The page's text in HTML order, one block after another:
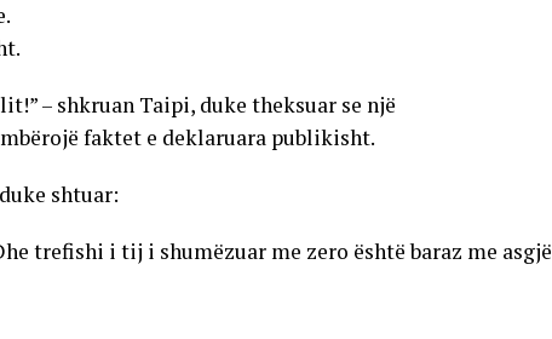
– shkruan Taipi, duke theksuar se një
faktet e deklaruara publikisht.
shtuar:
trefishi i tij i shumëzuar me zero është baraz me asgjë